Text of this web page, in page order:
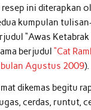
ini diterapkan
kumpulan
“Awas Ketabrak
berjudul “Cat
Agustus 2009).
dikemas begitu
cerdas, runtut,